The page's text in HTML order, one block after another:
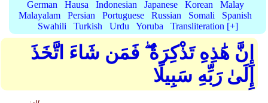
German Hausa Indonesian Japanese Korean
Malay
Malayalam
Persian Portuguese Russian Somali
Spanish
Swahili
Turkish Urdu Yoruba Transliteration [+]
إِنَّ هَٰذِهِ تَذْكِرَةٌ ۖ فَمَن شَاءَ اتَّخَذَ
إِلَىٰ رَبِّهِ سَبِيلًا